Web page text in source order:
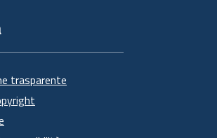
trasparente